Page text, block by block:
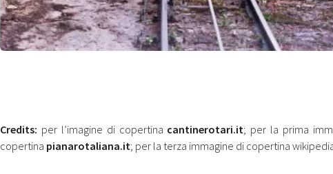
Credits: per l’imagine di copertina cantinerotari.it; per la prima
copertina pianarotaliana.it; per la terza immagine di copertina